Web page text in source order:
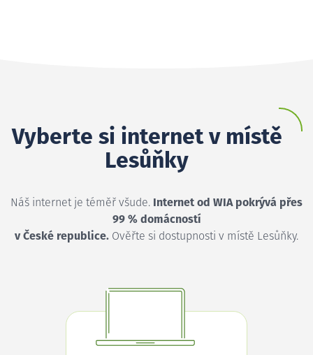
Vyberte si internet v místě
Lesůňky
Náš internet je téměř všude. Internet od WIA pokrývá přes
99 % domácností
v České republice. Ověřte si dostupnosti v místě Lesůňky.